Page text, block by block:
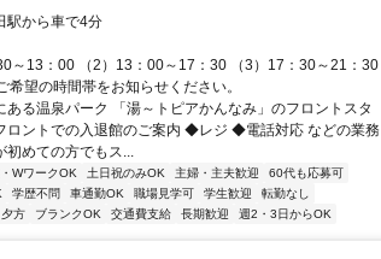
駅から車で4分
～13：00 （2）13：00～17：30 （3）17：30～21：30
望の時間帯をお知らせください。
ある温泉パーク 「湯～トピアかんなみ」のフロントスタ
ロントでの入退館のご案内 ◆レジ ◆電話対応 などの業務
初めての方でもス...
WワークOK 土日祝のみOK 主婦・主夫歓迎
60代も応募可
学歴不問 車通勤OK 職場見学可 学生歓迎
転勤なし
夕方 ブランクOK 交通費支給 長期歓迎 週2・3日からOK